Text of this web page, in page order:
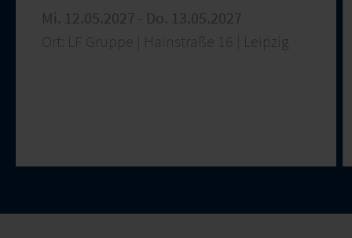
Mi. 12.05.2027 - Do. 13.05.2027
Ort: LF Gruppe | Hainstraße 16 | Leipzig